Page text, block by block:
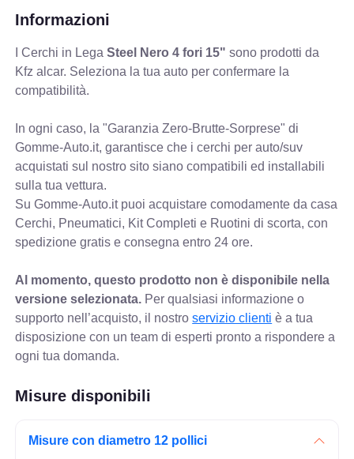
Informazioni
I Cerchi in LegaSteel Nero 4 fori 15" sono prodotti da
Kfz alcar. Seleziona la tua auto per confermare la
compatibilità.
In ogni caso, la "Garanzia Zero-Brutte-Sorprese" di
Gomme-Auto.it, garantisce che i cerchi per auto/suv
acquistati sul nostro sito siano compatibili ed installabili
sulla tua vettura.
Su Gomme-Auto.it puoi acquistare comodamente da casa
Cerchi, Pneumatici, Kit Completi e Ruotini di scorta, con
spedizione gratis e consegna entro 24 ore.
Al momento, questo prodotto non è disponibile nella
versione selezionata. Per qualsiasi informazione o
supporto nell’acquisto, il nostroservizio clienti è a tua
disposizione con un team di esperti pronto a rispondere a
ogni tua domanda.
Misure disponibili
Misure con diametro 12 pollici